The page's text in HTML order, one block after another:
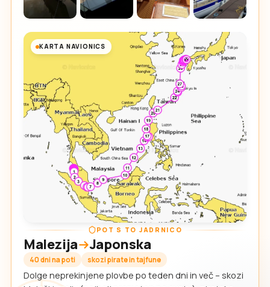
KARTA NAVIONICS
POT S TO JADRNICO
Malezija Japonska
40 dni na poti skozi pirate in tajfune
Dolge neprekinjene plovbe po teden dni in več – skozi